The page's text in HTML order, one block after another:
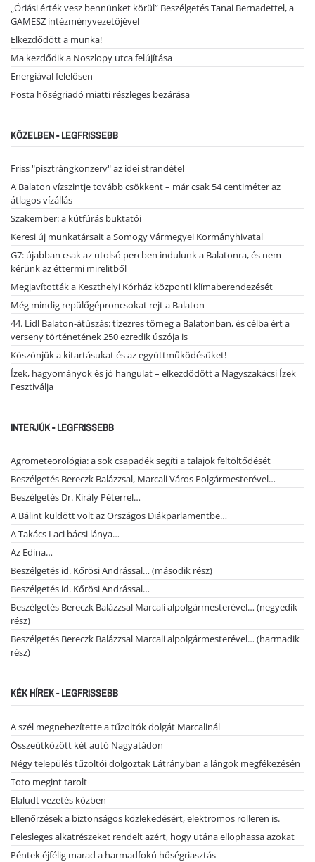
„Óriási érték vesz bennünket körül” Beszélgetés Tanai Bernadettel, a
GAMESZ intézményvezetőjével
Elkezdődött a munka!
Ma kezdődik a Noszlopy utca felújítása
Energiával felelősen
Posta hőségriadó miatti részleges bezárása
KÖZELBEN - LEGFRISSEBB
Friss "pisztrángkonzerv" az idei strandétel
A Balaton vízszintje tovább csökkent – már csak 54 centiméter az
átlagos vízállás
Szakember: a kútfúrás buktatói
Keresi új munkatársait a Somogy Vármegyei Kormányhivatal
G7: újabban csak az utolsó percben indulunk a Balatonra, és nem
kérünk az éttermi mirelitből
Megjavították a Keszthelyi Kórház központi klímaberendezését
Még mindig repülőgéproncsokat rejt a Balaton
44. Lidl Balaton-átúszás: tízezres tömeg a Balatonban, és célba ért a
verseny történetének 250 ezredik úszója is
Köszönjük a kitartásukat és az együttműködésüket!
Ízek, hagyományok és jó hangulat – elkezdődött a Nagyszakácsi Ízek
Fesztiválja
INTERJÚK - LEGFRISSEBB
Agrometeorológia: a sok csapadék segíti a talajok feltöltődését
Beszélgetés Bereczk Balázzsal, Marcali Város Polgármesterével…
Beszélgetés Dr. Király Péterrel…
A Bálint küldött volt az Országos Diákparlamentbe…
A Takács Laci bácsi lánya…
Az Edina…
Beszélgetés id. Kőrösi Andrással… (második rész)
Beszélgetés id. Kőrösi Andrással…
Beszélgetés Bereczk Balázzsal Marcali alpolgármesterével… (negyedik
rész)
Beszélgetés Bereczk Balázzsal Marcali alpolgármesterével… (harmadik
rész)
KÉK HÍREK - LEGFRISSEBB
A szél megnehezítette a tűzoltók dolgát Marcalinál
Összeütközött két autó Nagyatádon
Négy település tűzoltói dolgoztak Látrányban a lángok megfékezésén
Toto megint tarolt
Elaludt vezetés közben
Ellenőrzések a biztonságos közlekedésért, elektromos rolleren is.
Felesleges alkatrészeket rendelt azért, hogy utána ellophassa azokat
Péntek éjfélig marad a harmadfokú hőségriasztás